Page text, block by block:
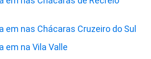
em nas Chácaras Cruzeiro do Sul
em na Vila Valle